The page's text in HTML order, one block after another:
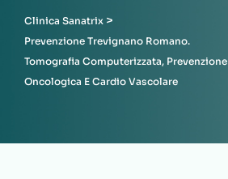
Clinica Sanatrix >
Prevenzione Trevignano Romano.
Tomografia Computerizzata, Prevenzione
Oncologica E Cardio Vascolare